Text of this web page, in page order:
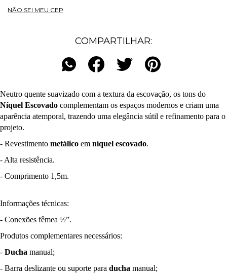
NÃO SEI MEU CEP
COMPARTILHAR:
Neutro quente suavizado com a textura da escovação, os tons do
Níquel Escovado complementam os espaços modernos e criam uma
aparência atemporal, trazendo uma elegância sútil e refinamento para o
projeto.
- Revestimento metálico em níquel escovado.
- Alta resistência.
- Comprimento 1,5m.
Informações técnicas:
- Conexões fêmea ½”.
Produtos complementares necessários:
- Ducha manual;
- Barra deslizante ou suporte para ducha manual;